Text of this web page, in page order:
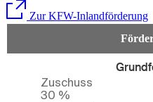
Zur KFW-Inlandförderung
Zuschuss
30 %